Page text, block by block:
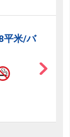
平米/バ